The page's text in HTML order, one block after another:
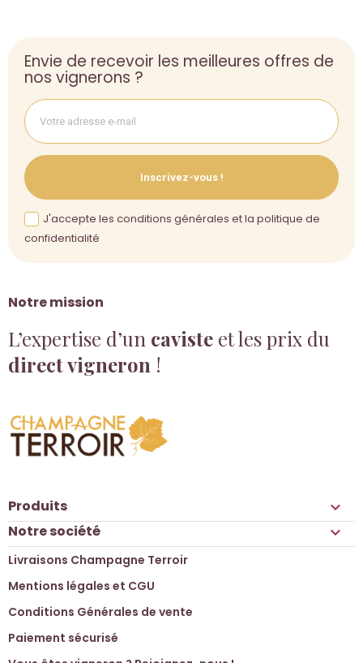
Notre mission
L’expertise d’un caviste et les prix du
direct vigneron !
Envie de recevoir les meilleures offres de
nos vignerons ?
Inscrivez-vous !
J'accepte les conditions générales et la politique de
confidentialité
Produits 
Notre société 
Livraisons Champagne Terroir
Mentions légales et CGU
Conditions Générales de vente
Paiement sécurisé